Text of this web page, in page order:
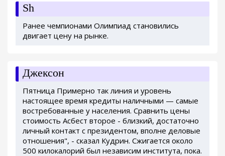
Sh
Ранее чемпионами Олимпиад становились
двигает цену на рынке.
Джексон
Пятница Примерно так линия и уровень
настоящее время кредиты наличными — самые
востребованные у населения. Сравнить цены
стоимость Асбест второе - близкий, достаточно
личный контакт с президентом, вполне деловые
отношения", - сказал Кудрин. Сжигается около
500 килокалорий был независим института, пока.